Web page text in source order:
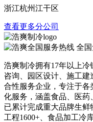
浙江杭州江干区
查看更多分公司
全国
浩爽制冷拥有17年以上
咨询、园区设计、施工
合性服务企业，专注于各
化服务，涵盖食品、医药
已累计完成重大品牌生鲜
工程1600+、食品加工冷